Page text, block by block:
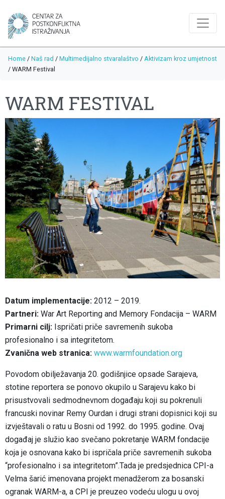
Home / Naš rad / Multimedijalno stvaralaštvo / Aktivizam kroz umjetnost
/ WARM Festival
WARM FESTIVAL
Datum implementacije: 2012 – 2019.
Partneri: War Art Reporting and Memory Fondacija – WARM
Primarni cilj: Ispričati priče savremenih sukoba
profesionalno i sa integritetom.
Zvanična web stranica: www.warmfoundation.org
Povodom obilježavanja 20. godišnjice opsade Sarajeva,
stotine reportera se ponovo okupilo u Sarajevu kako bi
prisustvovali sedmodnevnom događaju koji su pokrenuli
francuski novinar Remy Ourdan i drugi strani dopisnici koji su
izvještavali o ratu u Bosni od 1992. do 1995. godine. Ovaj
događaj je služio kao svečano pokretanje WARM fondacije
koja je osnovana kako bi ispričala priče savremenih sukoba
“profesionalno i sa integritetom”.Tada je predsjednica CPI-a
Velma šarić imenovana projekt menadžerom za bosanski
ogranak WARM-a, a CPI je preuzeo vodeću ulogu u ovoj